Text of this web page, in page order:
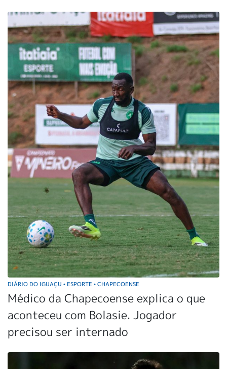
DIÁRIO DO IGUAÇU • ESPORTE • CHAPECOENSE
Médico da Chapecoense explica o que
aconteceu com Bolasie. Jogador
precisou ser internado